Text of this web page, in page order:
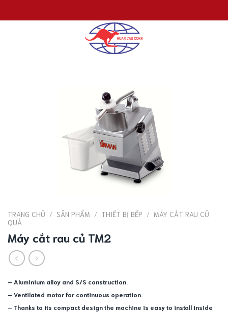
đến
TRANG CHỦ / SẢN PHẨM / THIẾT BỊ BẾP / MÁY CẮT RAU CỦ
QUẢ
Máy cắt rau củ TM2
– Aluminium alloy and S/S construction.
– Ventilated motor for continuous operation.
– Thanks to its compact design the machine is easy to install inside